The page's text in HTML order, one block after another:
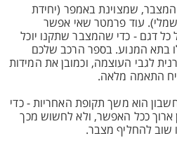
שמצוינת באמפר (יחידת
עוד פרמטר שאי אפשר
דגם - כדי שהמצבר שתקנו יוכל
בתא המנוע. בספר הרכב שלכם
לגבי העוצמה, וכמובן את המידות
התאמה מלאה.
הוא משך תקופת האחריות - כדי
ארוך ככל האפשר, ולא לחשוש מכך
שוב להחליף מצבר.